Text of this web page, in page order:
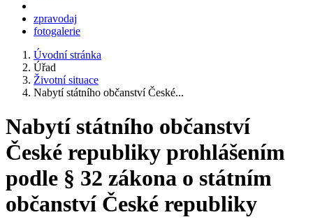
zpravodaj
fotogalerie
Úvodní stránka
Úřad
Životní situace
Nabytí státního občanství České...
Nabytí státního občanství
České republiky prohlášením
podle § 32 zákona o státním
občanství České republiky